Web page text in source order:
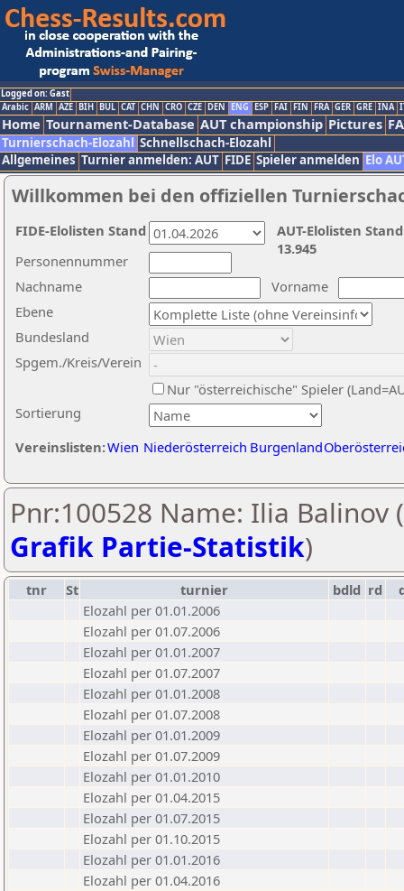
Logged on: Gast
Arabic ARM AZE BIH BUL CAT CHN CRO CZE DEN ENG ESP FAI FIN FRA GER GRE INA
Home Tournament-Database AUT championship Pictures
Turnierschach-Elozahl Schnellschach-Elozahl
Allgemeines Turnier anmelden: AUT FIDE Spieler anmelden Elo
Willkommen bei den offiziellen
Nachname
Vorname
Ebene
Sortierung
Personennummer
Bundesland
Spgem./Kreis/Verein
Nur "österreichische" Spieler
Vereinslisten:Wien Niederösterreich Burgenland
AUT-Elolisten
13.945
FIDE-Elolisten Stand
Pnr:100528 Name: Ilia Balinov (
Grafik Partie-Statistik)
tnr St turnier bdld rd
Elozahl per 01.01.2006
Elozahl per 01.07.2006
Elozahl per 01.01.2007
Elozahl per 01.07.2007
Elozahl per 01.01.2008
Elozahl per 01.07.2008
Elozahl per 01.01.2009
Elozahl per 01.07.2009
Elozahl per 01.01.2010
Elozahl per 01.04.2015
Elozahl per 01.07.2015
Elozahl per 01.10.2015
Elozahl per 01.01.2016
Elozahl per 01.04.2016